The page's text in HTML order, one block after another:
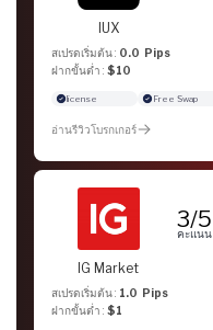
IUX
สเปรดเริ่มต้น : 0.0 Pips
ฝากขั้นต่ำ : $10
license Free Swap
อ่านรีวิวโบรกเกอร์
3/5
คะแนน
IG Market
สเปรดเริ่มต้น : 1.0 Pips
ฝากขั้นต่ำ : $1